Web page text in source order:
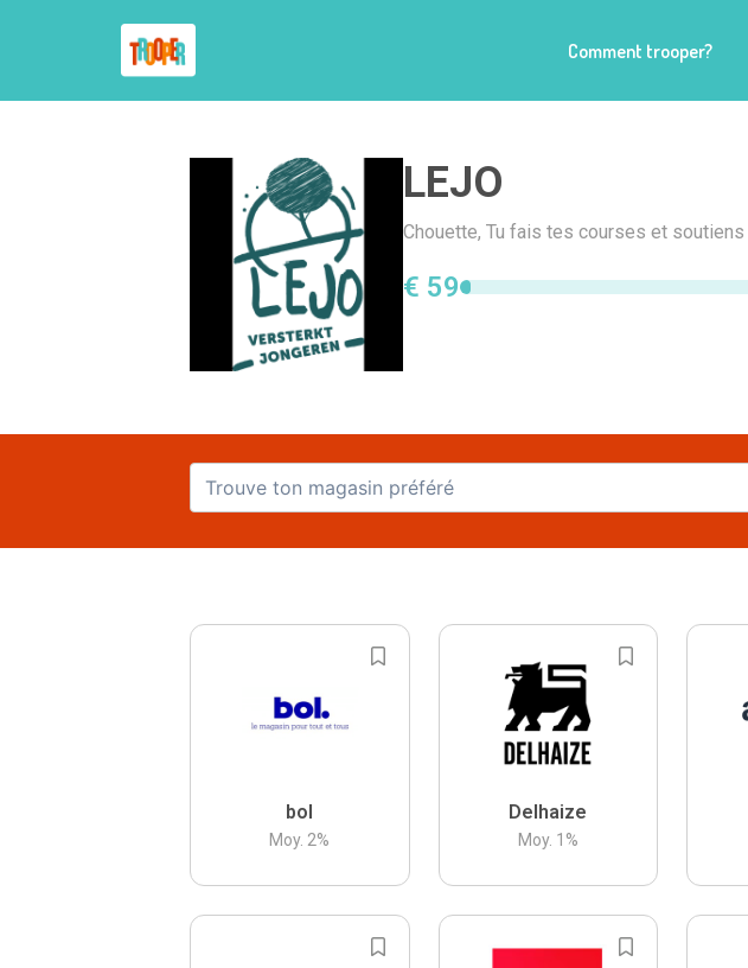
Comment trooper?
LEJO
Chouette, Tu fais tes courses et soutiens
€ 59
bol
Moy. 2%
Delhaize
Moy. 1 %